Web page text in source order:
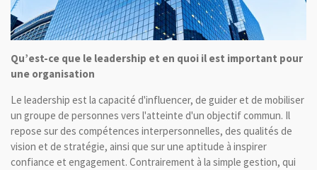
Qu’est-ce que le leadership et en quoi il est important pour
une organisation
Le leadership est la capacité d'influencer, de guider et de mobiliser
un groupe de personnes vers l'atteinte d'un objectif commun. Il
repose sur des compétences interpersonnelles, des qualités de
vision et de stratégie, ainsi que sur une aptitude à inspirer
confiance et engagement. Contrairement à la simple gestion, qui